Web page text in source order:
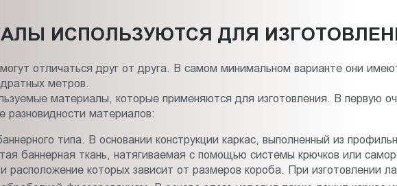
ИСПОЛЬЗУЮТСЯ ДЛЯ
отличаться друг от друга. В самом минимальном варианте они
метров.
материалы, которые применяются для изготовления. В первую
материалов:
типа. В основании конструкции каркас, выполненный из
баннерная ткань, натягиваемая с помощью системы крючков или
расположение которых зависит от размеров короба. При изготовлении